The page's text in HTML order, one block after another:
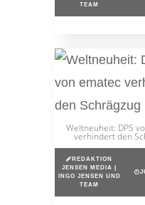
TEAM
Weltneuheit: DPS
verhindert den
REDAKTION
JENSEN MEDIA |
INGO JENSEN UND
TEAM